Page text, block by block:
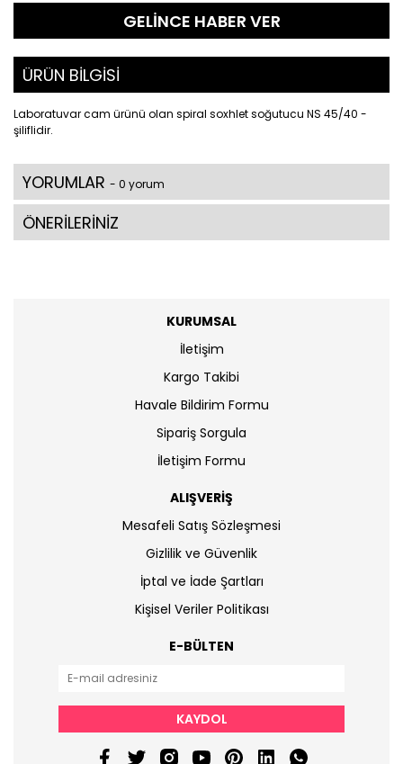
GELİNCE HABER VER
ÜRÜN BİLGİSİ
Laboratuvar cam ürünü olan spiral soxhlet soğutucu NS 45/40 -
şiliflidir.
YORUMLAR - 0 yorum
ÖNERİLERİNİZ
KURUMSAL
İletişim
Kargo Takibi
Havale Bildirim Formu
Sipariş Sorgula
İletişim Formu
ALIŞVERİŞ
Mesafeli Satış Sözleşmesi
Gizlilik ve Güvenlik
İptal ve İade Şartları
Kişisel Veriler Politikası
E-BÜLTEN
KAYDOL